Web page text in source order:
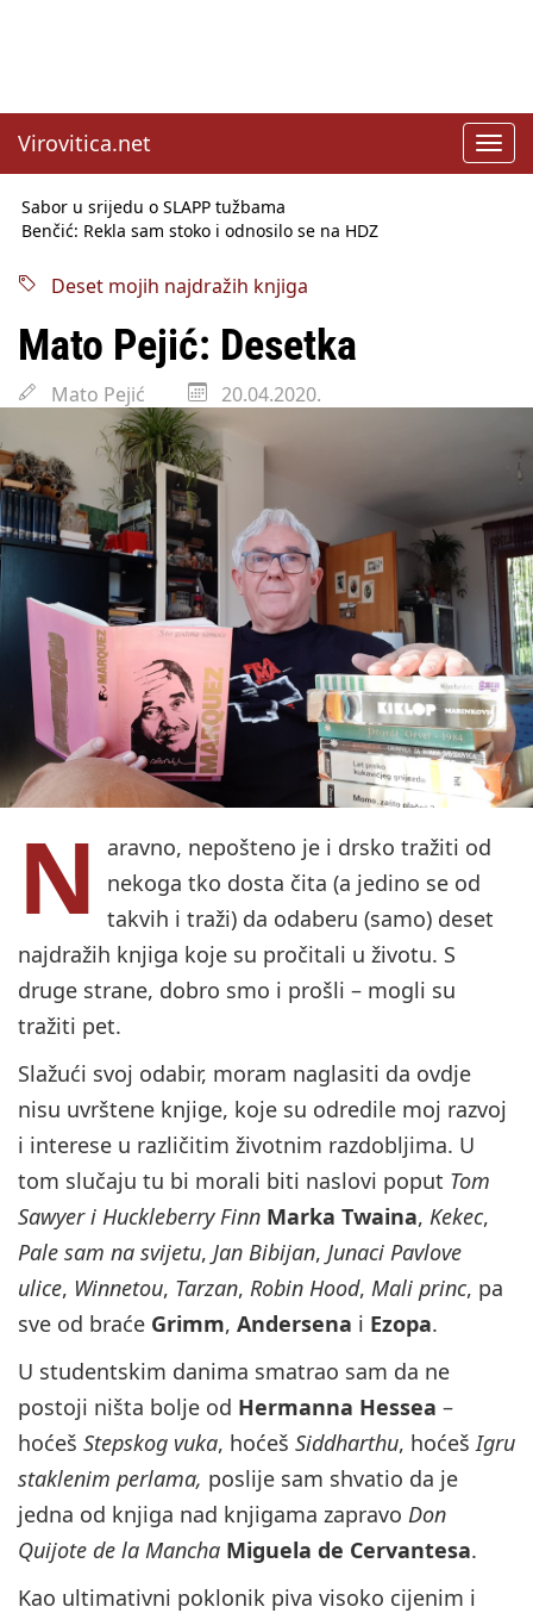
Virovitica.net
Sabor u srijedu o SLAPP tužbama
Benčić: Rekla sam stoko i odnosilo se na HDZ
godine
Sindikati traže zaštitu plaća od inflacije, Ćorić pregovore
najavio za jesen
Državni tajnik Rukavina: Hrvatska ima 3,6 milijuna birača
HŽ Infrastruktura: Nesreće na željezničkim prijelazima
prepolovljene
Državni inspektorat opozvao Barebells pločicu - soft protein
bar Coco Choco
Deset mojih najdražih knjiga
Mato Pejić: Desetka
Mato Pejić 20.04.2020.
N
aravno, nepošteno je i drsko tražiti od
nekoga tko dosta čita (a jedino se od
takvih i traži) da odaberu (samo) deset
najdražih knjiga koje su pročitali u životu. S
druge strane, dobro smo i prošli – mogli su
tražiti pet.
Slažući svoj odabir, moram naglasiti da ovdje
nisu uvrštene knjige, koje su odredile moj razvoj
i interese u različitim životnim razdobljima. U
tom slučaju tu bi morali biti naslovi poput Tom
Sawyer i Huckleberry Finn Marka Twaina, Kekec,
Pale sam na svijetu, Jan Bibijan, Junaci Pavlove
ulice, Winnetou, Tarzan, Robin Hood, Mali princ, pa
sve od braće Grimm, Andersena i Ezopa.
U studentskim danima smatrao sam da ne
postoji ništa bolje od Hermanna Hessea –
hoćeš Stepskog vuka, hoćeš Siddharthu, hoćešIgru
staklenim perlama, poslije sam shvatio da je
jedna od knjiga nad knjigama zapravo Don
Quijote de la Mancha Miguela de Cervantesa.
Kao ultimativni poklonik piva visoko cijenim i